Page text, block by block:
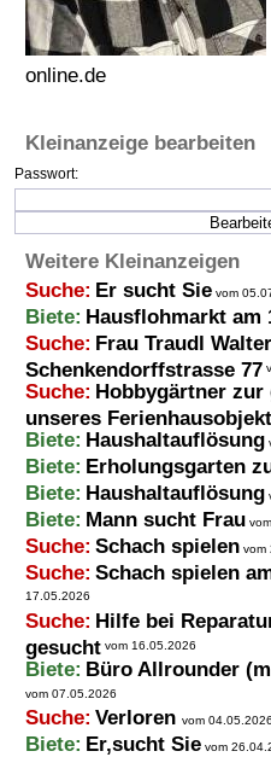
online.de
Kleinanzeige bearbeiten
Passwort:
Weitere Kleinanzeigen
Suche: Er sucht Sie vom
Biete: Hausflohmarkt am
Suche: Frau Traudl
Schenkendorffstrasse 77
Suche: Hobbygärtner
unseres
Biete: Haushaltauflösung
Biete: Erholungsgarten
Biete: Haushaltauflösung
Biete: Mann sucht Frau
Suche: Schach spielen vom
Suche: Schach spielen
17.05.2026
Suche: Hilfe bei
gesucht vom 16.05.2026
Biete: Büro Allrounder
vom 07.05.2026
Suche: Verloren vom 04.05.2026
Biete: Er,sucht Sie vom